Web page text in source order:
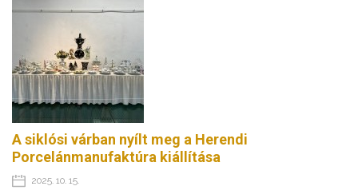
A siklósi várban nyílt meg a Herendi
Porcelánmanufaktúra kiállítása
2025. 10. 15.